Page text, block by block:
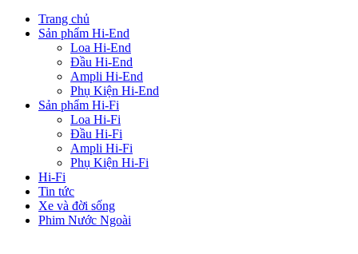
Trang chủ
Sản phẩm Hi-End
Loa Hi-End
Đầu Hi-End
Ampli Hi-End
Phụ Kiện Hi-End
Sản phẩm Hi-Fi
Loa Hi-Fi
Đầu Hi-Fi
Ampli Hi-Fi
Phụ Kiện Hi-Fi
Hi-Fi
Tin tức
Xe và đời sống
Phim Nước Ngoài